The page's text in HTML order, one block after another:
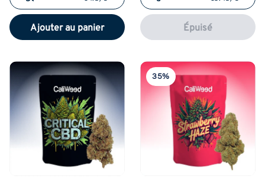
Ajouter au panier Épuisé
35%